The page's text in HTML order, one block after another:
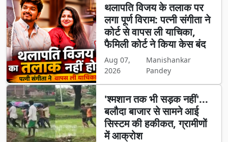
थलापति विजय के तलाक पर
लगा पूर्ण विराम: पत्नी संगीता ने
कोर्ट से वापस ली याचिका,
फैमिली कोर्ट ने किया केस बंद
Aug 07,
2026
Manishankar
Pandey
'श्मशान तक भी सड़क नहीं'...
बलौदा बाजार से सामने आई
सिस्टम की हकीकत, ग्रामीणों
में आक्रोश